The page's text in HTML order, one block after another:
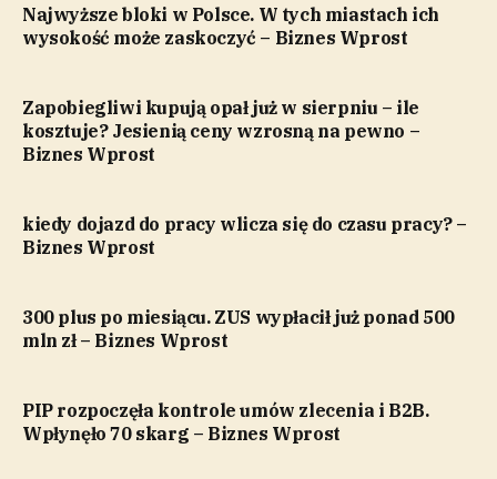
Najwyższe bloki w Polsce. W tych miastach ich
wysokość może zaskoczyć – Biznes Wprost
Zapobiegliwi kupują opał już w sierpniu – ile
kosztuje? Jesienią ceny wzrosną na pewno –
Biznes Wprost
kiedy dojazd do pracy wlicza się do czasu pracy? –
Biznes Wprost
300 plus po miesiącu. ZUS wypłacił już ponad 500
mln zł – Biznes Wprost
PIP rozpoczęła kontrole umów zlecenia i B2B.
Wpłynęło 70 skarg – Biznes Wprost